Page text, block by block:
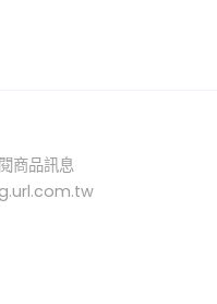
商品訊息